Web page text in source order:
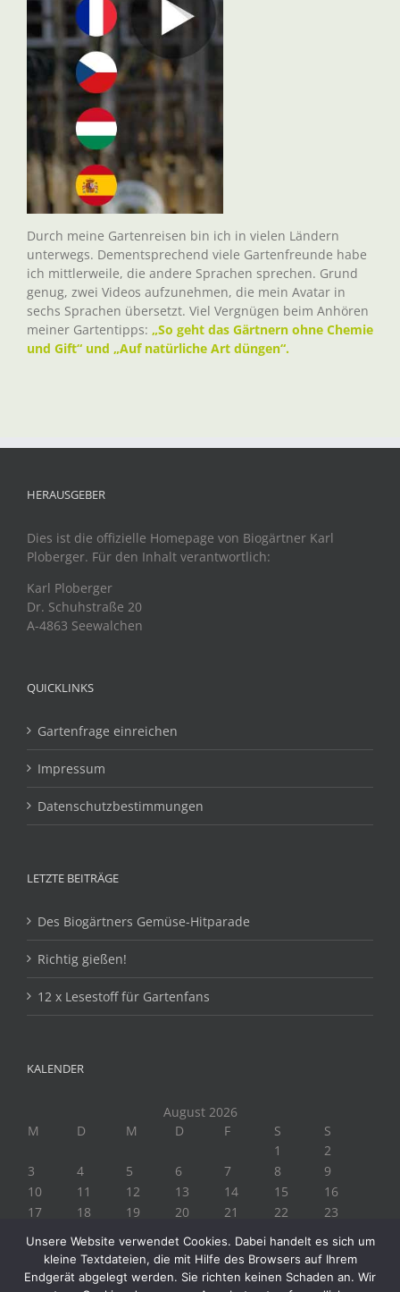
Durch meine Gartenreisen bin ich in vielen Ländern
unterwegs. Dementsprechend viele Gartenfreunde habe
ich mittlerweile, die andere Sprachen sprechen. Grund
genug, zwei Videos aufzunehmen, die mein Avatar in
sechs Sprachen übersetzt. Viel Vergnügen beim Anhören
meiner Gartentipps: „So geht das Gärtnern ohne Chemie
und Gift“ und „Auf natürliche Art düngen“.
HERAUSGEBER
Dies ist die offizielle Homepage von Biogärtner Karl
Ploberger. Für den Inhalt verantwortlich:
Karl Ploberger
Dr. Schuhstraße 20
A-4863 Seewalchen
QUICKLINKS
Gartenfrage einreichen
Impressum
Datenschutzbestimmungen
LETZTE BEITRÄGE
Des Biogärtners Gemüse-Hitparade
Richtig gießen!
12 x Lesestoff für Gartenfans
KALENDER
August 2026
M
D M D F S
S
1
2
3
4 5 6 7 8
9
10
11 12 13 14 15
16
17
18 19 20 21 22
23
« Juli
Unsere Website verwendet Cookies. Dabei handelt es sich um
kleine Textdateien, die mit Hilfe des Browsers auf Ihrem
Endgerät abgelegt werden. Sie richten keinen Schaden an. Wir